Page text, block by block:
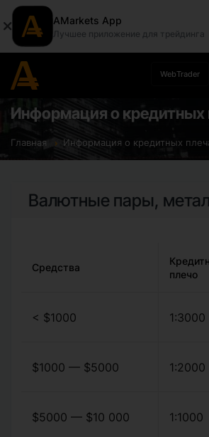
AMarkets App
Лучшее приложение для трейдинга
Информация о кредитных
Главная Информация о кредитных
WebTrader
Валютные пары,
Средства
плечо
< $1000 1:3000
$1000 — $5000 1:2000
$5000 — $10 000 1:1000